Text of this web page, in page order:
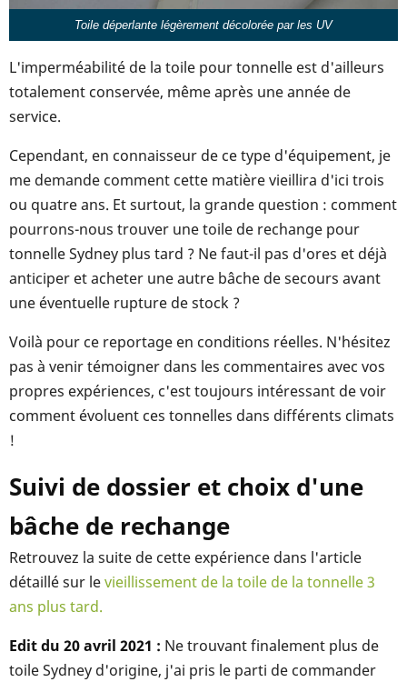
Toile déperlante légèrement décolorée par les UV
L'imperméabilité de la toile pour tonnelle est d'ailleurs
totalement conservée, même après une année de
service.
Cependant, en connaisseur de ce type d'équipement, je
me demande comment cette matière vieillira d'ici trois
ou quatre ans. Et surtout, la grande question : comment
pourrons-nous trouver une toile de rechange pour
tonnelle Sydney plus tard ? Ne faut-il pas d'ores et déjà
anticiper et acheter une autre bâche de secours avant
une éventuelle rupture de stock ?
Voilà pour ce reportage en conditions réelles. N'hésitez
pas à venir témoigner dans les commentaires avec vos
propres expériences, c'est toujours intéressant de voir
comment évoluent ces tonnelles dans différents climats
!
Suivi de dossier et choix d'une
bâche de rechange
Retrouvez la suite de cette expérience dans l'article
détaillé sur levieillissement de la toile de la tonnelle 3
ans plus tard.
Edit du 20 avril 2021 : Ne trouvant finalement plus de
toile Sydney d'origine, j'ai pris le parti de commander